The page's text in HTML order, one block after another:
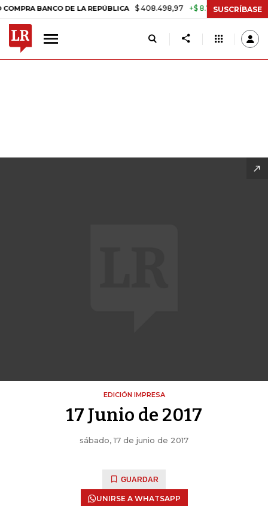
REPÚBLICA $ 408.498,97 +$ 8.753,81 +2,19% TASA DE USURA
SUSCRÍBASE
EDICIÓN IMPRESA
17 Junio de 2017
sábado, 17 de junio de 2017
GUARDAR
UNIRSE A WHATSAPP